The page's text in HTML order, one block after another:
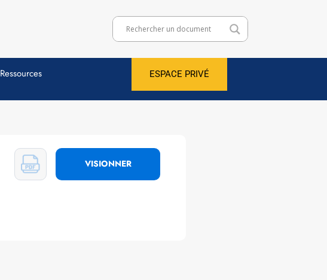
Ressources
ESPACE PRIVÉ
VISIONNER